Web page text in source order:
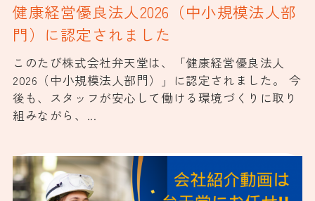
健康経営優良法人2026（中小規模法人部
門）に認定されました
このたび株式会社弁天堂は、「健康経営優良法人
2026（中小規模法人部門）」に認定されました。 今
後も、スタッフが安心して働ける環境づくりに取り
組みながら、...